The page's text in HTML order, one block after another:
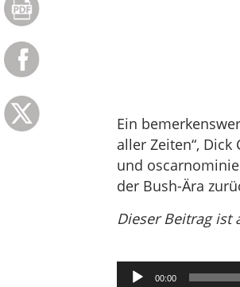
Ein
aller Zeiten“,
und
der Bush-Ära
Dieser Beitrag ist
Audio-00:00